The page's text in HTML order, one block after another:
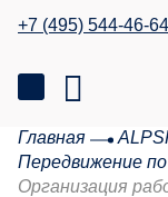
+7 (495) 544-46-64
Главная
Передвижение
Организация